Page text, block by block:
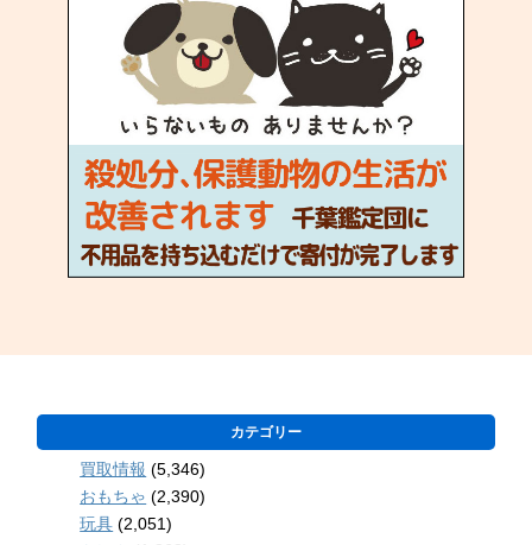
カテゴリー
買取情報 (5,346)
おもちゃ (2,390)
玩具 (2,051)